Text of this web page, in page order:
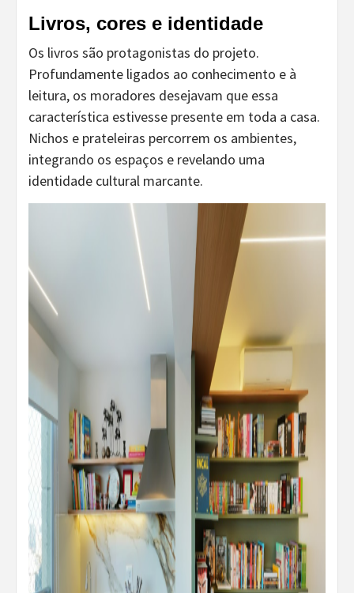
Livros, cores e identidade
Os livros são protagonistas do projeto.
Profundamente ligados ao conhecimento e à
leitura, os moradores desejavam que essa
característica estivesse presente em toda a casa.
Nichos e prateleiras percorrem os ambientes,
integrando os espaços e revelando uma
identidade cultural marcante.